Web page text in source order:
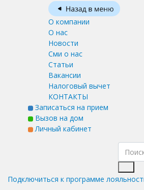
О компании
О нас
Новости
Сми о нас
Статьи
Вакансии
Налоговый вычет
КОНТАКТЫ
Записаться на прием
Вызов на дом
Личный кабинет
Подключиться к программе